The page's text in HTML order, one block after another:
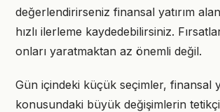
değerlendirirseniz finansal yatırım
hızlı ilerleme kaydedebilirsiniz.
onları yaratmaktan az önemli değil.
Gün içindeki küçük seçimler, finansal
konusundaki büyük değişimlerin